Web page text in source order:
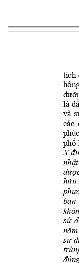
tích
là
và
các
phú
phố
X
nhật
p
ban
sử
sử